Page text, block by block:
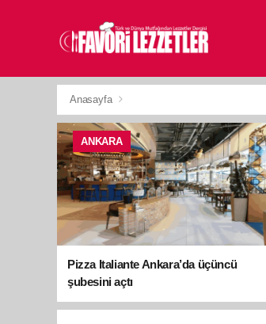
Anasayfa
ANKARA
Pizza Italiante Ankara’da üçüncü
şubesini açtı